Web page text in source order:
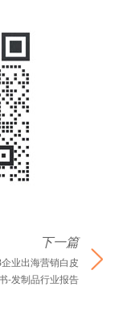
下一篇
业出海营销白皮
-发制品行业报告